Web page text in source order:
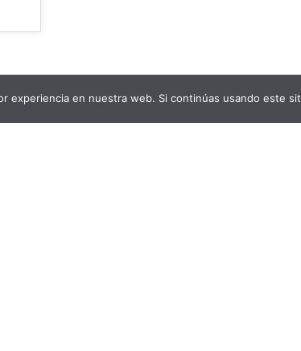
experiencia en nuestra web. Si continúas usando este